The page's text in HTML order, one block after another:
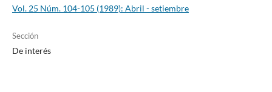
Vol. 25 Núm. 104-105 (1989): Abril - setiembre
Sección
De interés